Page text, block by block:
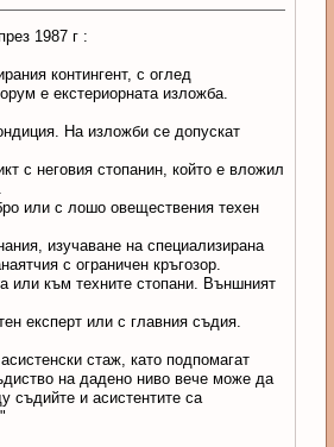
1987 г :
контингент, с оглед
е екстериорната изложба.
На изложби се допускат
с неговия стопанин, който е вложил
или с лошо овеществения техен
изучаване на специализирана
с ограничен кръгозор.
или към техните стопани. Външният
експерт или с главния съдия.
стаж, като подпомагат
на дадено ниво вече може да
съдийте и асистентите са